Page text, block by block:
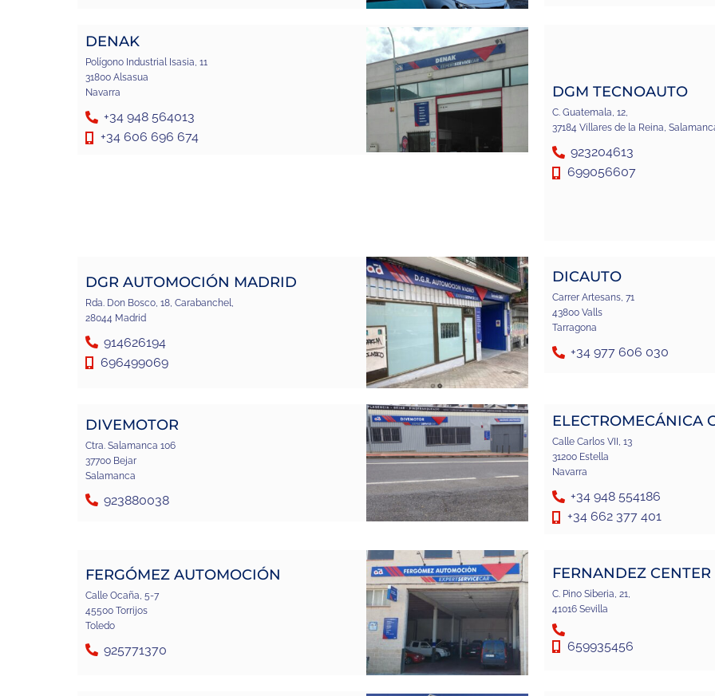
DENAK
Polígono Industrial Isasia, 11
31800 Alsasua
Navarra
+34 948 564013
+34 606 696 674
DGM TECNOAUTO
C. Guatemala, 12,
37184 Villares de la Reina,
923204613
699056607
DGR AUTOMOCIÓN MADRID
Rda. Don Bosco, 18, Carabanchel,
28044 Madrid
914626194
696499069
DICAUTO
Carrer Artesans, 71
43800 Valls
Tarragona
+34 977 606 030
DIVEMOTOR
Ctra. Salamanca 106
37700 Bejar
Salamanca
923880038
ELECTROMECÁNICA
Calle Carlos VII, 13
31200 Estella
Navarra
+34 948 554186
+34 662 377 401
FERGÓMEZ AUTOMOCIÓN
Calle Ocaña, 5-7
45500 Torrijos
Toledo
925771370
FERNANDEZ CENTER
C. Pino Siberia, 21,
41016 Sevilla
659935456